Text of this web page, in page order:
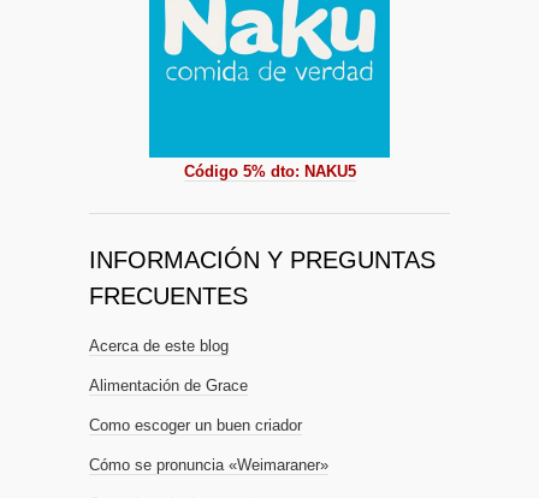
Código 5% dto: NAKU5
INFORMACIÓN Y PREGUNTAS
FRECUENTES
Acerca de este blog
Alimentación de Grace
Como escoger un buen criador
Cómo se pronuncia «Weimaraner»